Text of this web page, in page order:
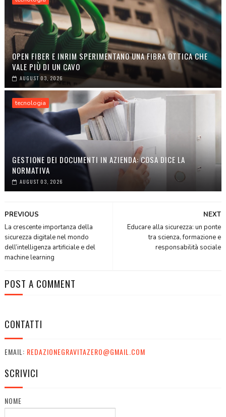
OPEN FIBER E INRIM SPERIMENTANO UNA FIBRA OTTICA CHE
VALE PIÙ DI UN CAVO
AUGUST 03, 2026
tecnologia
GESTIONE DEI DOCUMENTI IN AZIENDA: COSA DICE LA
NORMATIVA
AUGUST 03, 2026
NEXT
Educare alla sicurezza: un ponte
tra scienza, formazione e
responsabilità sociale
PREVIOUS
La crescente importanza della
sicurezza digitale nel mondo
dell’intelligenza artificiale e del
machine learning
POST A COMMENT
CONTATTI
EMAIL: REDAZIONEGRAVITAZERO@GMAIL.COM
SCRIVICI
NOME